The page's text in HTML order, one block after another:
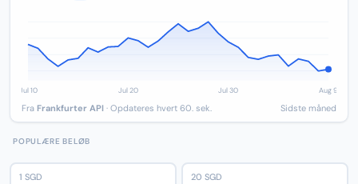
Fra Frankfurter API · Opdateres hvert 60. sek. Sidste måned
POPULÆRE BELØB
1 SGD
20 SGD